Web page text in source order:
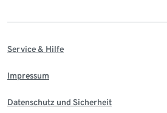
Service & Hilfe
Impressum
Datenschutz und Sicherheit